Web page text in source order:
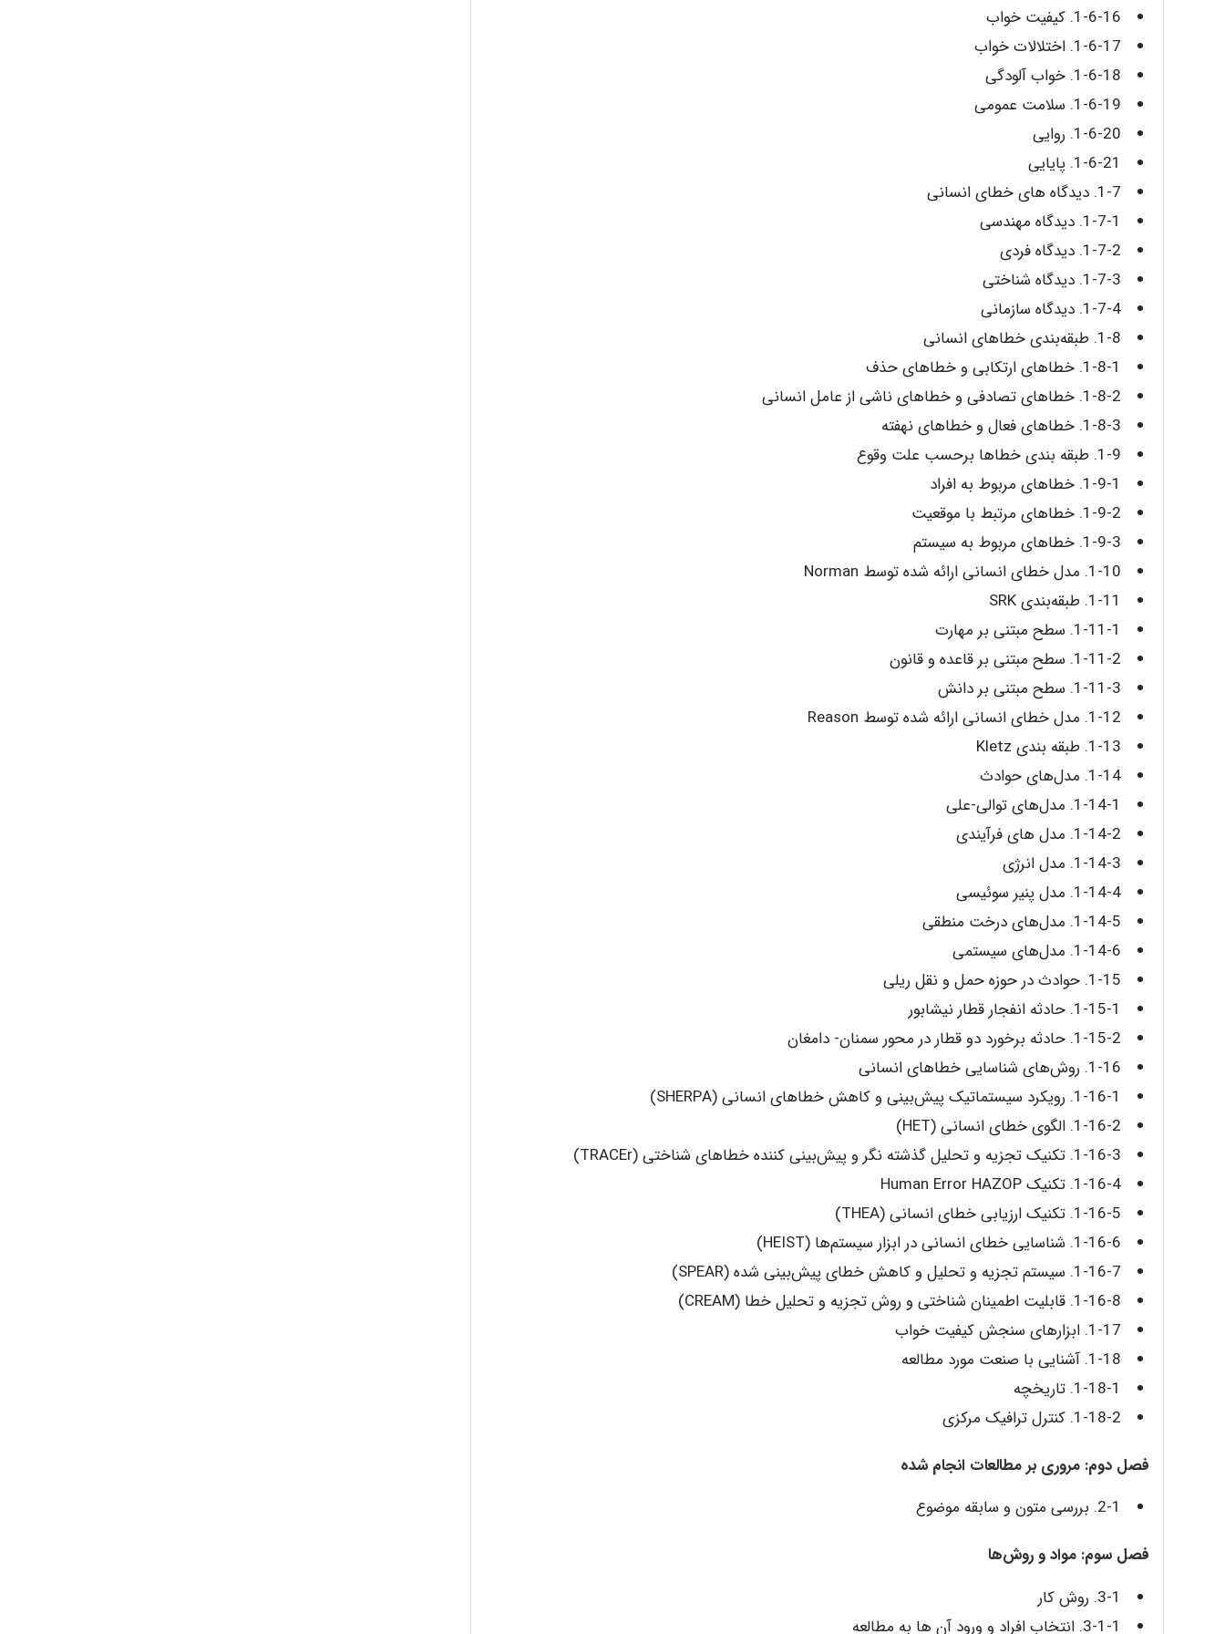
1-6-16. کیفیت خواب
1-6-17. اختلالات خواب
1-6-18. خواب‌ آلودگی
1-6-19. سلامت عمومی
1-6-20. روایی
1-6-21. پایایی
1-7. دیدگاه‌ های خطای انسانی
1-7-1. دیدگاه مهندسی
1-7-2. دیدگاه فردی
1-7-3. دیدگاه شناختی
1-7-4. دیدگاه سازمانی
1-8. طبقه‌بندی خطاهای انسانی
1-8-1. خطاهای ارتکابی و خطاهای حذف
1-8-2. خطاهای تصادفی و خطاهای ناشی از عامل انسانی
1-8-3. خطاهای فعال و خطاهای نهفته
1-9. طبقه‌ بندی خطاها برحسب علت وقوع
1-9-1. خطاهای مربوط به افراد
1-9-2. خطاهای مرتبط با موقعیت
1-9-3. خطاهای مربوط به سیستم
1-10. مدل خطای انسانی ارائه ‌شده توسط Norman
1-11. طبقه‌بندی SRK
1-11-1. سطح مبتنی بر مهارت
1-11-2. سطح مبتنی بر قاعده و قانون
1-11-3. سطح مبتنی بر دانش
1-12. مدل خطای انسانی ارائه ‌شده توسط Reason
1-13. طبقه‌ بندی Kletz
1-14. مدل‌های حوادث
1-14-1. مدل‌های توالی-علی
1-14-2. مدل‌ های فرآیندی
1-14-3. مدل انرژی‌
1-14-4. مدل پنیر سوئیسی
1-14-5. مدل‌های درخت منطقی
1-14-6. مدل‌های سیستمی
1-15. حوادث در حوزه حمل‌ و نقل ریلی
1-15-1. حادثه انفجار قطار نیشابور
1-15-2. حادثه برخورد دو قطار در محور سمنان- دامغان
1-16. روش‌های شناسایی خطاهای انسانی
1-16-1. رویکرد سیستماتیک پیش‌بینی و کاهش خطاهای انسانی (SHERPA)
1-16-2. الگوی خطای انسانی (HET)
1-16-3. تکنیک تجزیه‌ و تحلیل گذشته‌ نگر و پیش‌بینی کننده خطاهای شناختی (TRACEr)
1-16-4. تکنیک Human Error HAZOP
1-16-5. تکنیک ارزیابی خطای انسانی (THEA)
1-16-6. شناسایی خطای انسانی در ابزار سیستم‌ها (HEIST)
1-16-7. سیستم تجزیه‌ و تحلیل و کاهش خطای پیش‌بینی‌ شده (SPEAR)
1-16-8. قابلیت اطمینان شناختی و روش تجزیه‌ و تحلیل خطا (CREAM)
1-17. ابزارهای سنجش کیفیت خواب
1-18. آشنایی با صنعت مورد مطالعه
1-18-1. تاریخچه
1-18-2. کنترل ترافیک مرکزی
فصل دوم: مروری بر مطالعات انجام شده
2-1. بررسی متون و سابقه موضوع
فصل سوم: مواد و روش‌ها
3-1. روش کار
3-1-1. انتخاب افراد و ورود آن ها به مطالعه